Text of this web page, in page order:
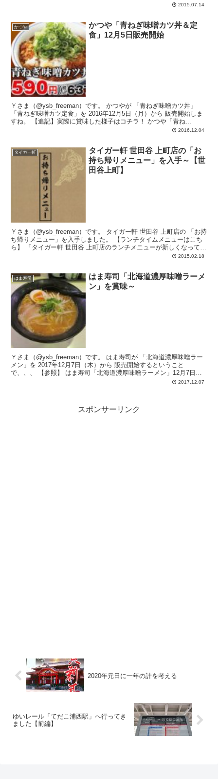
2015.07.14
かつや
かつや「青ねぎ味噌カツ丼＆定
食」12月5日販売開始
Ｙさま（@ysb_freeman）です。 かつやが 「青ねぎ味噌カツ丼」
「青ねぎ味噌カツ定食」を 2016年12月5日（月）から 販売開始しま
すね。 【追記】実際に賞味した様子はコチラ！ かつや「青ね...
2016.12.04
タイガー軒
タイガー軒 世田谷 上町店の「お
持ち帰りメニュー」を入手～【世
田谷上町】
Ｙさま（@ysb_freeman）です。 タイガー軒 世田谷 上町店の 「お持
ち帰りメニュー」を入手しました。 【ランチタイムメニューはこち
ら】 「タイガー軒 世田谷 上町店のランチメニューが新しくなってま
2015.02.18
はま寿司
はま寿司「北海道濃厚味噌ラーメ
ン」を賞味～
Ｙさま（@ysb_freeman）です。 はま寿司が 「北海道濃厚味噌ラー
メン」を 2017年12月7日（木）から 販売開始するということ
で、、、 【参照】 はま寿司「北海道濃厚味噌ラーメン」12月7日
2017.12.07
スポンサーリンク
2020年元日に一年の計を考える
ゆいレール「てだこ浦西駅」へ行ってき
ました【前編】